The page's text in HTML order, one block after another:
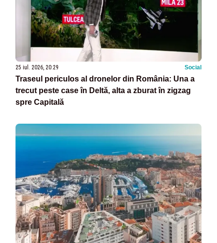
25 iul. 2026, 20:29 Social
Traseul periculos al dronelor din România: Una a
trecut peste case în Deltă, alta a zburat în zigzag
spre Capitală